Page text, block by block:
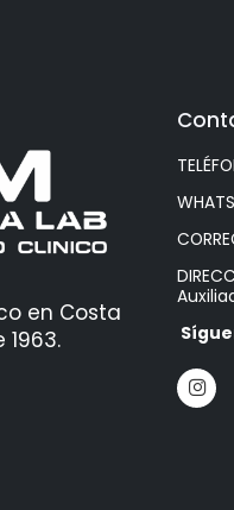
en Costa
1963.